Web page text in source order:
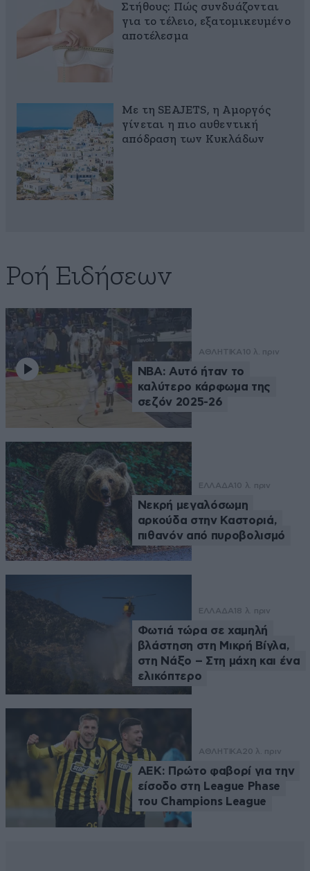
Στήθους: Πώς συνδυάζονται
για το τέλειο, εξατομικευμένο
αποτέλεσμα
Με τη SEAJETS, η Αμοργός
γίνεται η πιο αυθεντική
απόδραση των Κυκλάδων
Ροή Ειδήσεων
ΑΘΛΗΤΙΚΑ 10 λ. πριν
NBA: Αυτό ήταν το
καλύτερο κάρφωμα της
σεζόν 2025-26
ΕΛΛΑΔΑ 10 λ. πριν
Νεκρή μεγαλόσωμη
αρκούδα στην Καστοριά,
πιθανόν από πυροβολισμό
ΕΛΛΑΔΑ 18 λ. πριν
Φωτιά τώρα σε χαμηλή
βλάστηση στη Μικρή Βίγλα,
στη Νάξο – Στη μάχη και ένα
ελικόπτερο
ΑΘΛΗΤΙΚΑ20 λ. πριν
ΑΕΚ: Πρώτο φαβορί για την
είσοδο στη League Phase
του Champions League